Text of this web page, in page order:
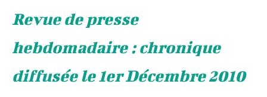
Revue de presse
hebdomadaire : chronique
diffusée le 1er Décembre 2010